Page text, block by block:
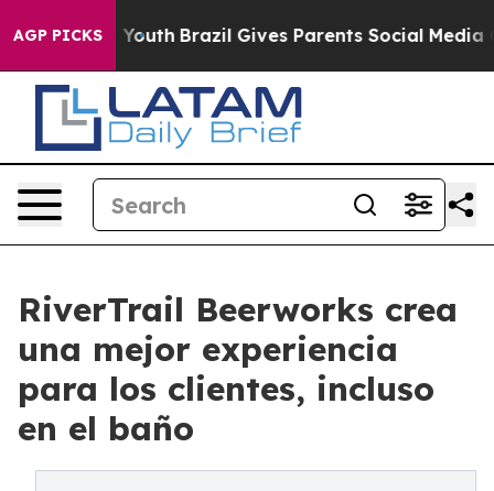
AGP PICKS
to Youth Brazil Gives Parents Social Media
RiverTrail Beerworks crea
una mejor experiencia
para los clientes, incluso
en el baño